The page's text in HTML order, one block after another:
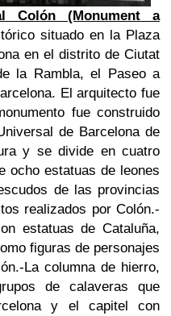
Colón (Monument a
situado en la Plaza
en el distrito de Ciutat
la Rambla, el Paseo a
El arquitecto fue
fue construido
de Barcelona de
y se divide en cuatro
ocho estatuas de leones
de las provincias
realizados por Colón.-
estatuas de Cataluña,
figuras de personajes
-La columna de hierro,
de calaveras que
y el capitel con